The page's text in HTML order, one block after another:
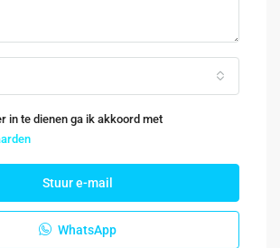
in te dienen ga ik akkoord met
Stuur e-mail
WhatsApp